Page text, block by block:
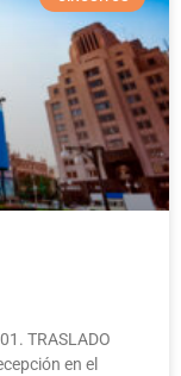
TRASLADO
en el